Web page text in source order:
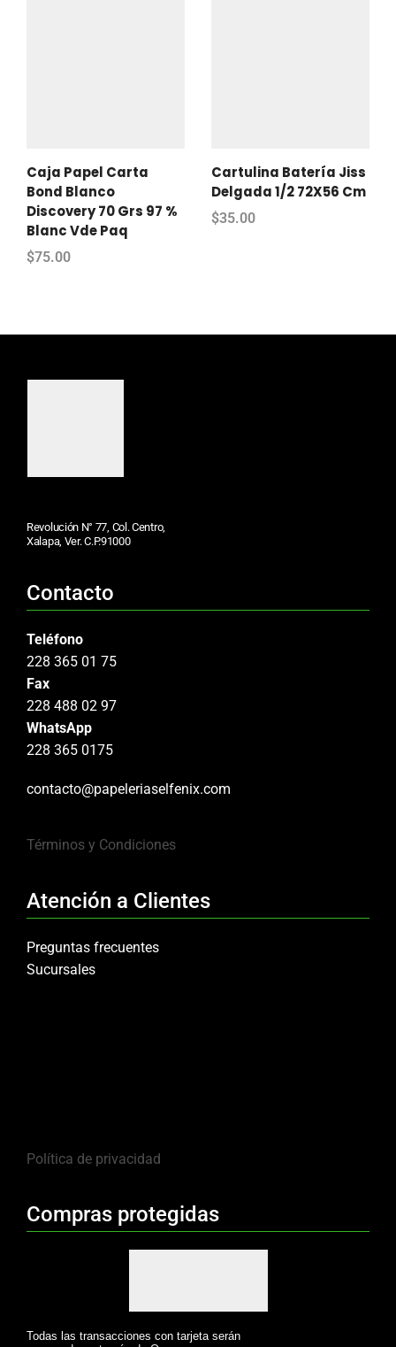
Caja Papel Carta
Bond Blanco
Discovery 70 Grs 97 %
Blanc Vde Paq
$75.00
Cartulina Batería Jiss
Delgada 1/2 72X56 Cm
$35.00
Revolución N° 77, Col. Centro,
Xalapa, Ver. C.P.91000
Contacto
Teléfono
228 365 01 75
Fax
228 488 02 97
WhatsApp
228 365 0175
contacto@papeleriaselfenix.com
Términos y Condiciones
Atención a Clientes
Preguntas frecuentes
Sucursales
Política de privacidad
Compras protegidas
Todas las transacciones con tarjeta serán